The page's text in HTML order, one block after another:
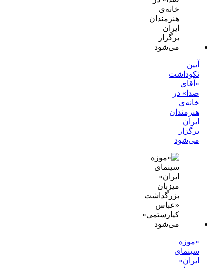
آیین
نکوداشت
«آقای
صدا» در
خانه‌ی
هنرمندان
ایران
برگزار
می‌شود
«موزه
سینمای
ایران»